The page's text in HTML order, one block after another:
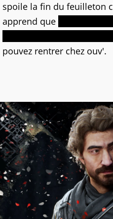
spoile la fin du feuilleton
apprend que
pouvez rentrer chez ouv'.